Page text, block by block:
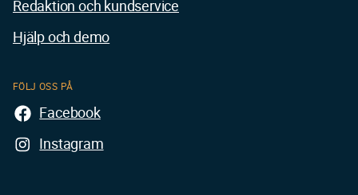
Redaktion och kundservice
Hjälp och demo
FÖLJ OSS PÅ
Facebook
Instagram